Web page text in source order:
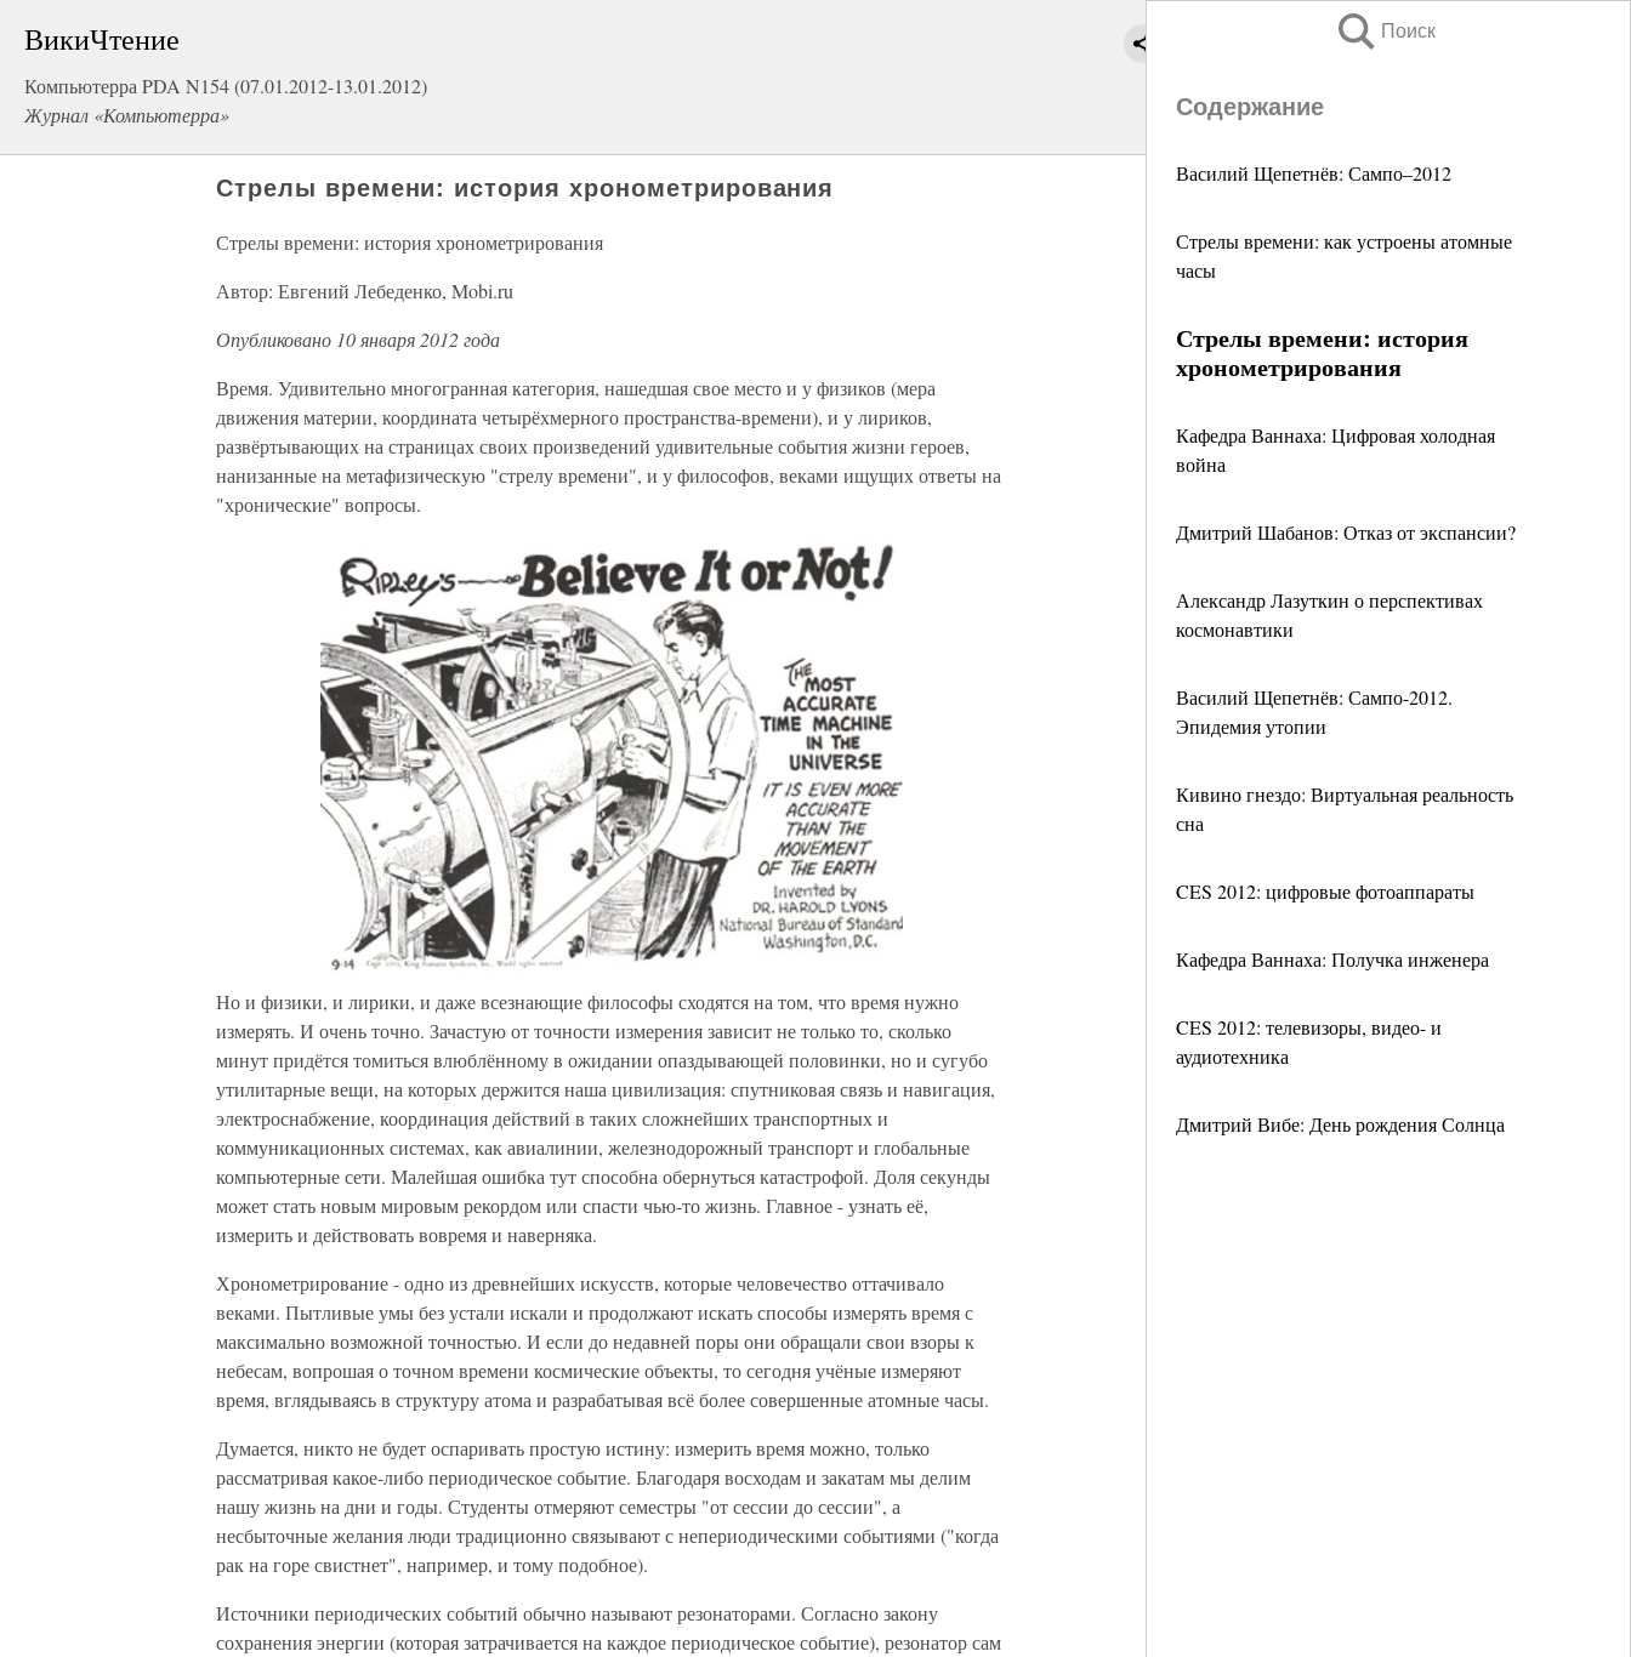
ВикиЧтение
Компьютерра PDA N154 (07.01.2012-13.01.2012)
Журнал «Компьютерра»
Поиск
Содержание
Василий Щепетнёв: Сампо–2012
Стрелы времени: как устроены атомные
часы
Стрелы времени: история
хронометрирования
Кафедра Ваннаха: Цифровая холодная
война
Дмитрий Шабанов: Отказ от экспансии?
Александр Лазуткин о перспективах
космонавтики
Василий Щепетнёв: Сампо-2012.
Эпидемия утопии
Кивино гнездо: Виртуальная реальность
сна
CES 2012: цифровые фотоаппараты
Кафедра Ваннаха: Получка инженера
CES 2012: телевизоры, видео- и
аудиотехника
Дмитрий Вибе: День рождения Солнца
Стрелы времени: история хронометрирования
Стрелы времени: история хронометрирования
Автор: Евгений Лебеденко, Mobi.ru
Опубликовано 10 января 2012 года
Время. Удивительно многогранная категория, нашедшая свое место и у физиков (мера
движения материи, координата четырёхмерного пространства-времени), и у лириков,
развёртывающих на страницах своих произведений удивительные события жизни героев,
нанизанные на метафизическую "стрелу времени", и у философов, веками ищущих ответы на
"хронические" вопросы.
Но и физики, и лирики, и даже всезнающие философы сходятся на том, что время нужно
измерять. И очень точно. Зачастую от точности измерения зависит не только то, сколько
минут придётся томиться влюблённому в ожидании опаздывающей половинки, но и сугубо
утилитарные вещи, на которых держится наша цивилизация: спутниковая связь и навигация,
электроснабжение, координация действий в таких сложнейших транспортных и
коммуникационных системах, как авиалинии, железнодорожный транспорт и глобальные
компьютерные сети. Малейшая ошибка тут способна обернуться катастрофой. Доля секунды
может стать новым мировым рекордом или спасти чью-то жизнь. Главное - узнать её,
измерить и действовать вовремя и наверняка.
Хронометрирование - одно из древнейших искусств, которые человечество оттачивало
веками. Пытливые умы без устали искали и продолжают искать способы измерять время с
максимально возможной точностью. И если до недавней поры они обращали свои взоры к
небесам, вопрошая о точном времени космические объекты, то сегодня учёные измеряют
время, вглядываясь в структуру атома и разрабатывая всё более совершенные атомные часы.
Думается, никто не будет оспаривать простую истину: измерить время можно, только
рассматривая какое-либо периодическое событие. Благодаря восходам и закатам мы делим
нашу жизнь на дни и годы. Студенты отмеряют семестры "от сессии до сессии", а
несбыточные желания люди традиционно связывают с непериодическими событиями ("когда
рак на горе свистнет", например, и тому подобное).
Источники периодических событий обычно называют резонаторами. Согласно закону
сохранения энергии (которая затрачивается на каждое периодическое событие), резонатор сам